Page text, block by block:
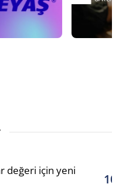
değeri için yeni